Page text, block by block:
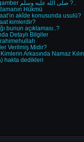
Soru: Müşriklerin Peygamber صلى الله عليه وسلم ?..
Hükmü
akîde konusunda usulü?
kimlerdir?
bunun açıklaması..?
Detaylı Bilgiler
Verilmiş Midir?
Arkasında Namaz Kılın
hakta dedikleri